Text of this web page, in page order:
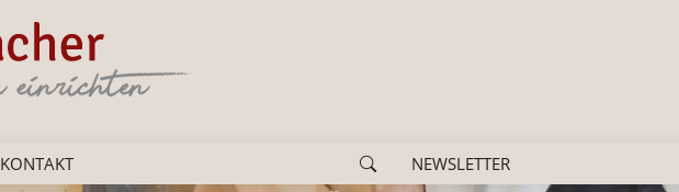
KONTAKT NEWSLETTER